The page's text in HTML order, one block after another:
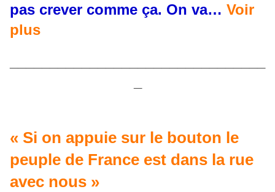
pas crever comme ça. On va… Voir
plus
« Si on appuie sur le bouton le
peuple de France est dans la rue
avec nous »